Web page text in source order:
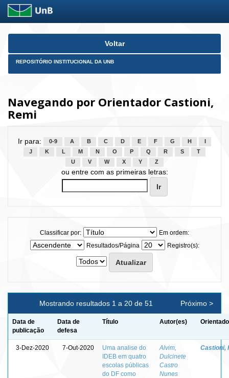
Skip
Voltar
REPOSITÓRIO INSTITUCIONAL DA UNB
Navegando por Orientador Castioni,
Remi
Ir para: 0-9 A B C D E F G H
J
K L M N O P Q R S
T
U
V W X Y Z
ou entre com as primeiras letras:
Classificar por:
Em ordem:
Resultados/Página
Registro(s):
Mostrando resultados 1 a 20 de 51 Próximo >
Data de
publicação
Data de
defesa
Título Autor(es)
3-Dez-2020 7-Out-2020
Uma analise do
IDEB em quatro
escolas públicas
do DF como
Alvim,
Dulcinete
Castro
Nunes
Castioni,